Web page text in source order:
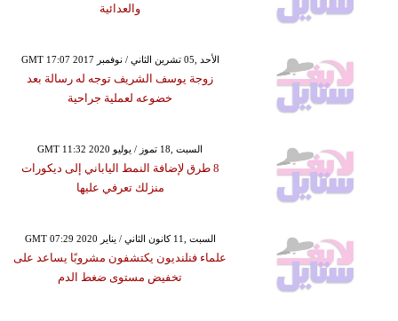
والعدائية
GMT 17:07 2017 الأحد ,05 تشرين الثاني / نوفمبر
زوجة يوسف الشريف توجه له رسالة بعد
خضوعه لعملية جراحية
GMT 11:32 2020 السبت ,18 تموز / يوليو
8 طرق لإضافة النمط الياباني إلى ديكورات
منزلك تعرفي عليها
GMT 07:29 2020 السبت ,11 كانون الثاني / يناير
علماء فنلنديون يكتشفون مشروبًا يساعد على
تخفيض مستوى ضغط الدم